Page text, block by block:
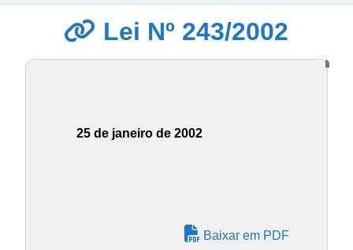
Lei Nº 243/2002
25 de janeiro de 2002
Baixar em PDF